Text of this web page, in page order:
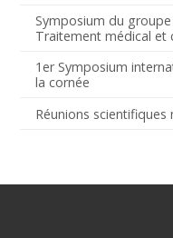
Symposium du
Traitement médical et
1er Symposium
la cornée
Réunions scientifiques